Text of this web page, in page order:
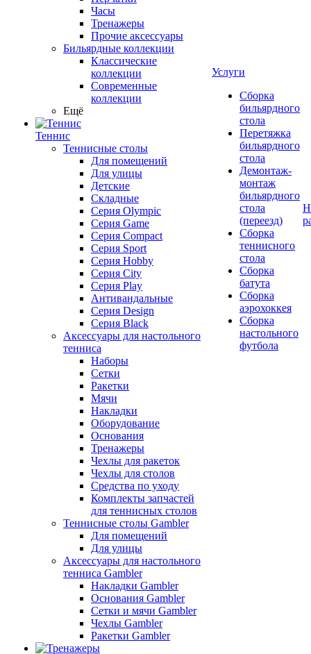
Часы
Тренажеры
Прочие аксессуары
Бильярдные коллекции
Классические
коллекции
Современные
коллекции
Ещё
Теннис
Теннисные столы
Для помещений
Для улицы
Детские
Складные
Серия Olympic
Серия Game
Серия Compact
Серия Sport
Серия Hobby
Серия City
Серия Play
Антивандальные
Серия Design
Серия Black
Аксессуары для настольного
тенниса
Наборы
Сетки
Ракетки
Мячи
Накладки
Оборудование
Основания
Тренажеры
Чехлы для ракеток
Чехлы для столов
Средства по уходу
Комплекты запчастей
для теннисных столов
Теннисные столы Gambler
Для помещений
Для улицы
Аксессуары для настольного
тенниса Gambler
Накладки Gambler
Основания Gambler
Сетки и мячи Gambler
Чехлы Gambler
Ракетки Gambler
Услуги
Сборка
бильярдного
стола
Перетяжка
бильярдного
стола
Демонтаж-
монтаж
бильярдного
стола
(переезд)
Сборка
теннисного
стола
Сборка
батута
Сборка
аэрохоккея
Сборка
настольного
футбола